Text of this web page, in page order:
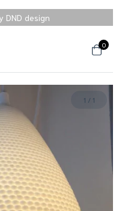
DND design
0
1 / 1